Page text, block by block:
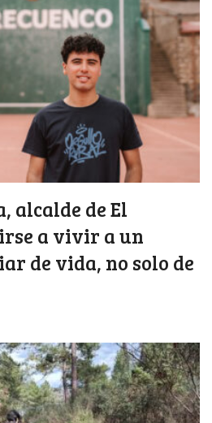
alcalde de El
a vivir a un
de vida, no solo de